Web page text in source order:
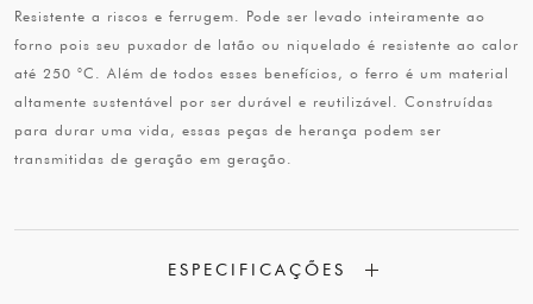
Resistente a riscos e ferrugem. Pode ser levado inteiramente ao
forno pois seu puxador de latão ou niquelado é resistente ao calor
até 250 °C. Além de todos esses benefícios, o ferro é um material
altamente sustentável por ser durável e reutilizável. Construídas
para durar uma vida, essas peças de herança podem ser
transmitidas de geração em geração.
ESPECIFICAÇÕES